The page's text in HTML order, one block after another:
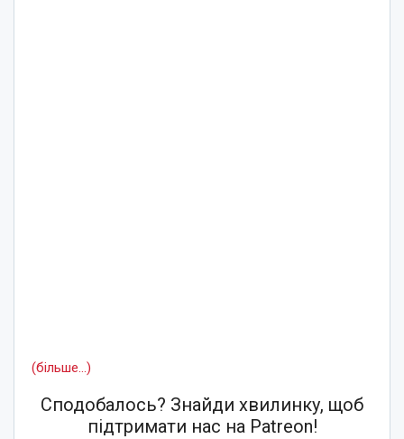
(більше…)
Сподобалось? Знайди хвилинку, щоб
підтримати нас на Patreon!